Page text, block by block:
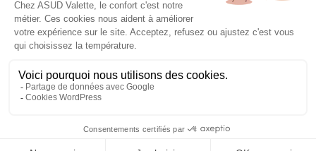
© 2026 ASUD Électricité. Tous droits réservés.
Politique de cookies
Développé parRayan Polizzi
Ce site est protégé par reCAPTCHA et lesRègles de